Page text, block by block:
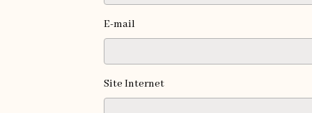
E-mail
Site Internet